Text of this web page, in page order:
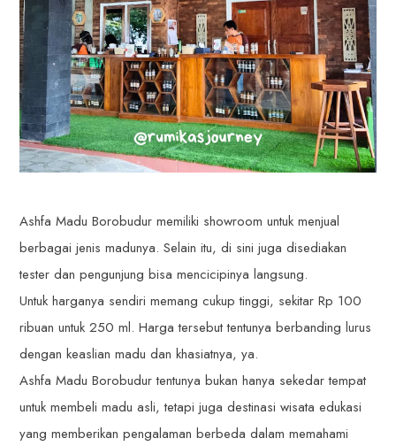
Ashfa Madu Borobudur memiliki showroom untuk menjual
berbagai jenis madunya. Selain itu, di sini juga disediakan
tester dan pengunjung bisa mencicipinya langsung.
Untuk harganya sendiri memang cukup tinggi, sekitar Rp 100
ribuan untuk 250 ml. Harga tersebut tentunya berbanding lurus
dengan keaslian madu dan khasiatnya, ya.
Ashfa Madu Borobudur tentunya bukan hanya sekedar tempat
untuk membeli madu asli, tetapi juga destinasi wisata edukasi
yang memberikan pengalaman berbeda dalam memahami